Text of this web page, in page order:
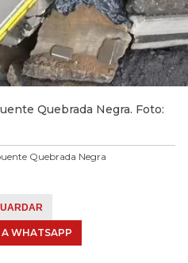
Quebrada Negra. Foto:
Quebrada Negra
A WHATSAPP